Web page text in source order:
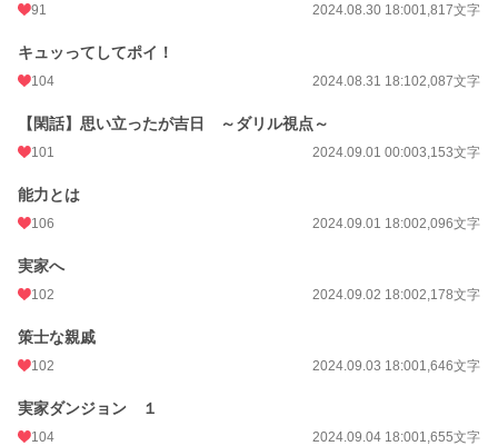
91 2024.08.30 18:001,817文字
キュッってしてポイ！
104 2024.08.31 18:102,087文字
【閑話】思い立ったが吉日 ～ダリル視点～
101 2024.09.01 00:003,153文字
能力とは
106 2024.09.01 18:002,096文字
実家へ
102 2024.09.02 18:002,178文字
策士な親戚
102 2024.09.03 18:001,646文字
実家ダンジョン １
104 2024.09.04 18:001,655文字